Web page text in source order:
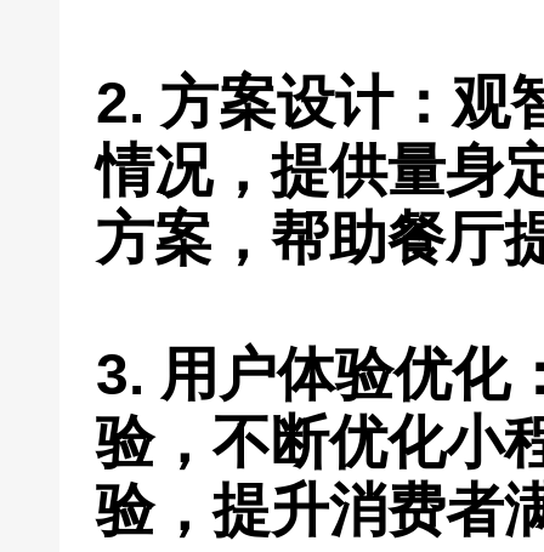
2. 方案设计：观
情况，提供量身
方案，帮助餐厅
3. 用户体验优化
验，不断优化小
验，提升消费者